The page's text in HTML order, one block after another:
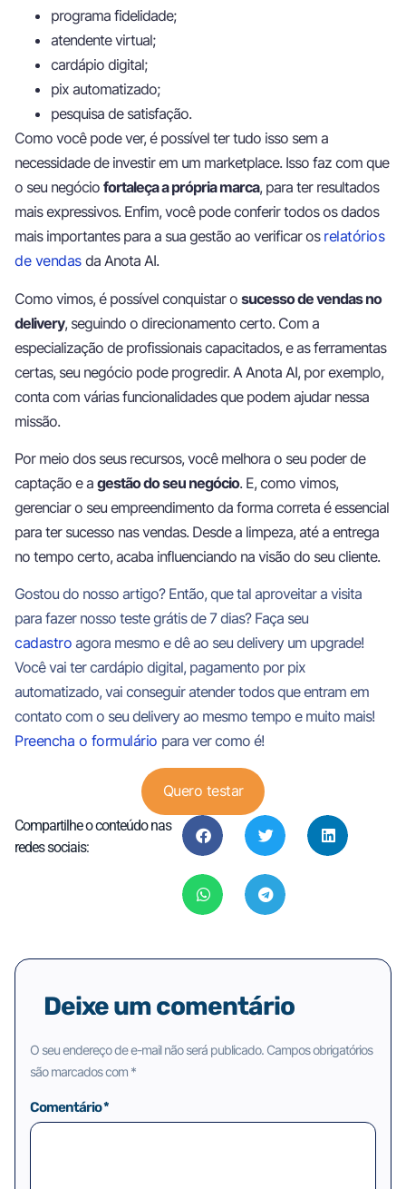
programa fidelidade;
atendente virtual;
cardápio digital;
pix automatizado;
pesquisa de satisfação.
Como você pode ver, é possível ter tudo isso sem a
necessidade de investir em um marketplace. Isso faz com que
o seu negócio fortaleça a própria marca, para ter resultados
mais expressivos. Enfim, você pode conferir todos os dados
mais importantes para a sua gestão ao verificar os relatórios
de vendasda Anota AI.
Como vimos, é possível conquistar o sucesso de vendas no
delivery, seguindo o direcionamento certo. Com a
especialização de profissionais capacitados, e as ferramentas
certas, seu negócio pode progredir. A Anota AI, por exemplo,
conta com várias funcionalidades que podem ajudar nessa
missão.
Por meio dos seus recursos, você melhora o seu poder de
captação e a gestão do seu negócio. E, como vimos,
gerenciar o seu empreendimento da forma correta é essencial
para ter sucesso nas vendas. Desde a limpeza, até a entrega
no tempo certo, acaba influenciando na visão do seu cliente.
Gostou do nosso artigo? Então, que tal aproveitar a visita
para fazer nosso teste grátis de 7 dias? Faça seu
cadastro agora mesmo e dê ao seu delivery um upgrade!
Você vai ter cardápio digital, pagamento por pix
automatizado, vai conseguir atender todos que entram em
contato com o seu delivery ao mesmo tempo e muito mais!
Preencha o formulário para ver como é!
Quero testar
Compartilhe o conteúdo nas
redes sociais:
Deixe um comentário
O seu endereço de e-mail não será publicado. Campos obrigatórios
são marcados com *
Comentário*